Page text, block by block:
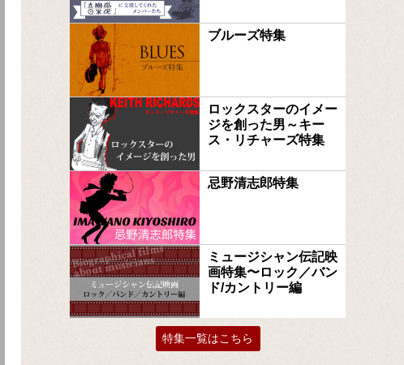
ブルーズ特集
ロックスターのイメー
ジを創った男～キー
ス・リチャーズ特集
忌野清志郎特集
ミュージシャン伝記映
画特集〜ロック／バン
ド/カントリー編
特集一覧はこちら